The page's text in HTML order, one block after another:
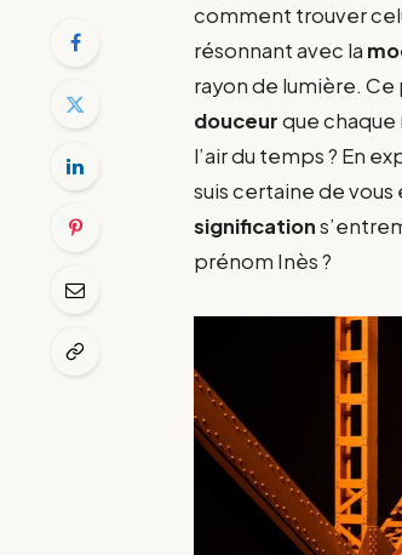
comment trouver
résonnant avec la
rayon de lumière.
douceurque
l’air du temps ? En
suis certaine de
signification
prénom Inès ?